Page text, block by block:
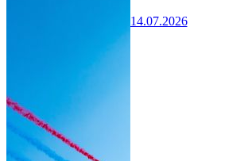
14.07.2026